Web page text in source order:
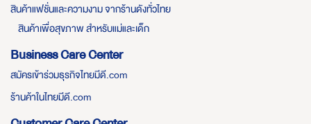
สินค้าแฟชั่นและความงาม จากร้านดังทั่วไทย
สินค้าเพื่อสุขภาพ สำหรับแม่และเด็ก
Business Care Center
สมัครเข้าร่วมธุรกิจไทยมีดี.com
ร้านค้าในไทยมีดี.com